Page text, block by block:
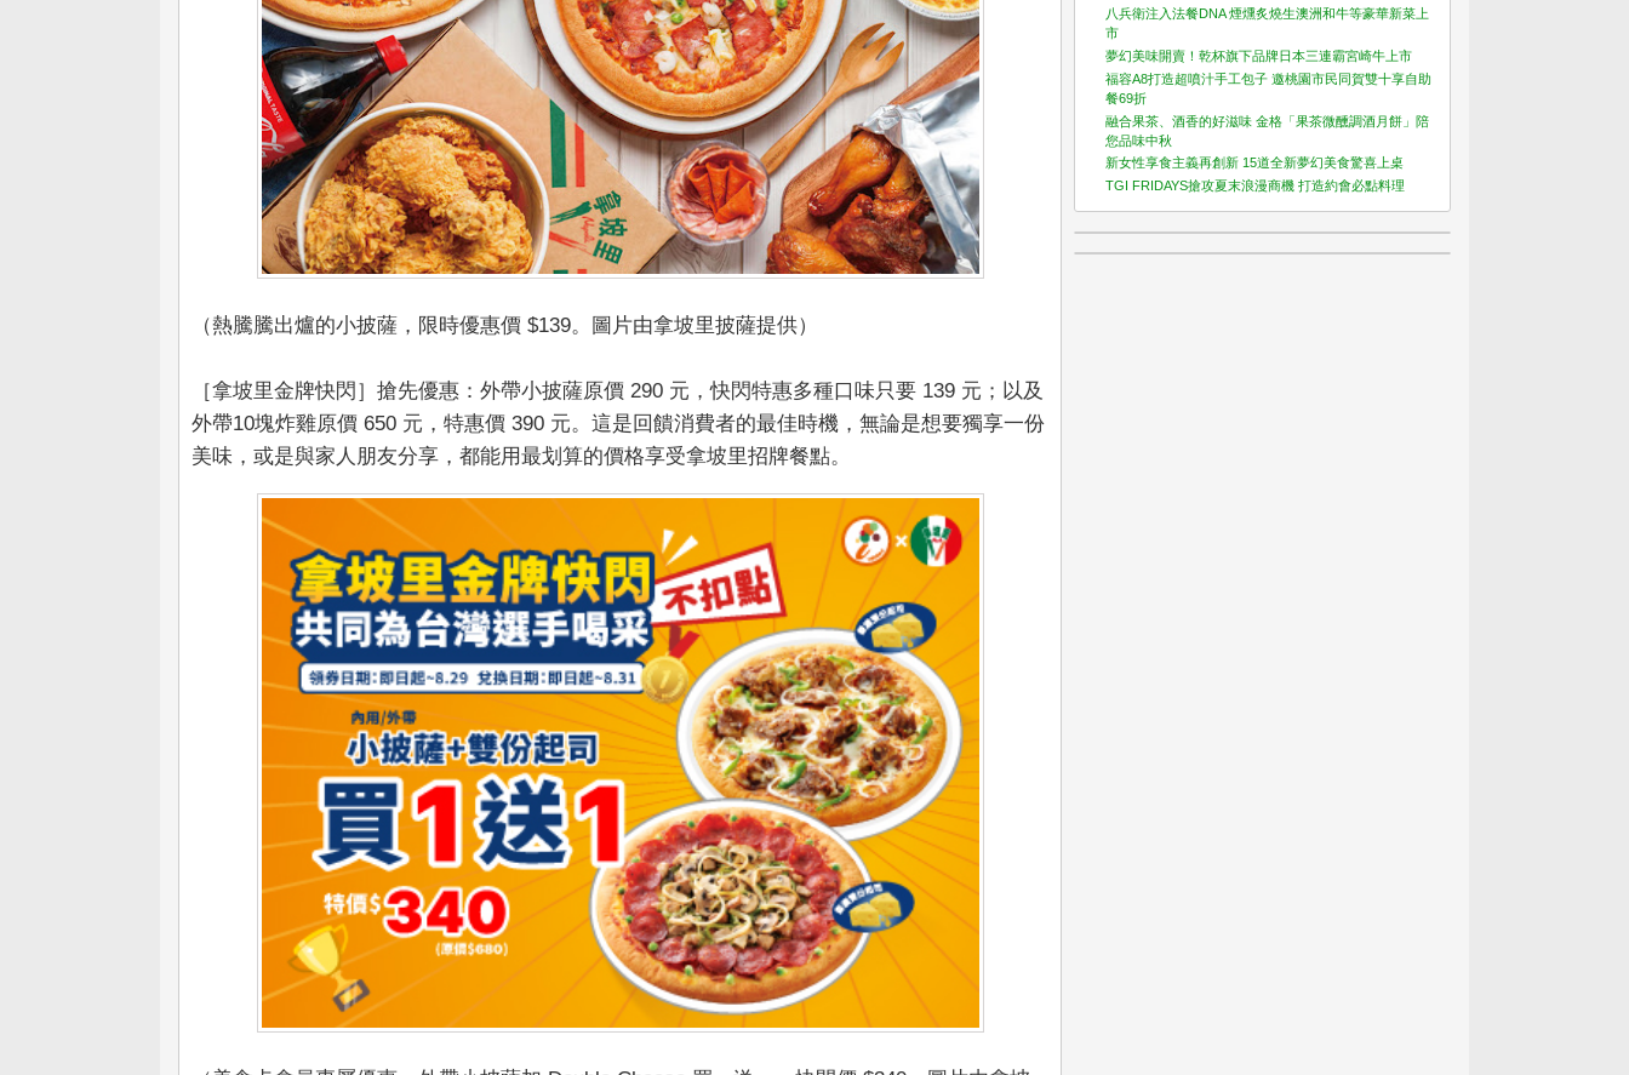
（熱騰騰出爐的小披薩，限時優惠價 $139。圖片由拿坡里披薩提供）
［拿坡里金牌快閃］搶先優惠：外帶小披薩原價 290 元，快閃特惠多種口味只要 139 元；以及
外帶10塊炸雞原價 650 元，特惠價 390 元。這是回饋消費者的最佳時機，無論是想要獨享一份
美味，或是與家人朋友分享，都能用最划算的價格享受拿坡里招牌餐點。
八兵衛注入法餐DNA 煙燻炙燒生澳洲和牛等豪華新菜上
市
夢幻美味開賣！乾杯旗下品牌日本三連霸宮崎牛上市
福容A8打造超噴汁手工包子 邀桃園市民同賀雙十享自助
餐69折
融合果茶、酒香的好滋味 金格「果茶微醺調酒月餅」陪
您品味中秋
新女性享食主義再創新 15道全新夢幻美食驚喜上桌
TGI FRIDAYS搶攻夏末浪漫商機 打造約會必點料理